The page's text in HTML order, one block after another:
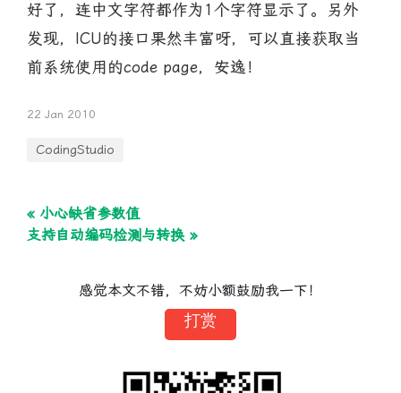
好了，连中文字符都作为1个字符显示了。另外
发现，ICU的接口果然丰富呀，可以直接获取当
前系统使用的code page，安逸！
22 Jan 2010
CodingStudio
« 小心缺省参数值
支持自动编码检测与转换 »
感觉本文不错，不妨小额鼓励我一下！
打赏